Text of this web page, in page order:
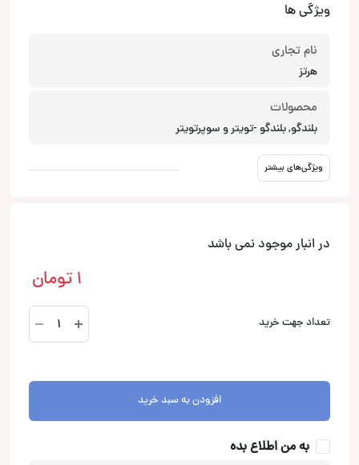
ویژگی ها
نام تجاری
هرتز
محصولات
بلندگو, بلندگو -تویتر و سوپرتویتر
ویژگی‌های بیشتر
در انبار موجود نمی باشد
1 تومان
تعداد جهت خرید
ML500R
بلندگو
افزودن به سبد خرید
به من اطلاع بده